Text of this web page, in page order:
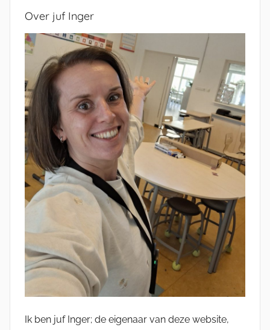
Over juf Inger
Ik ben juf Inger; de eigenaar van deze website,